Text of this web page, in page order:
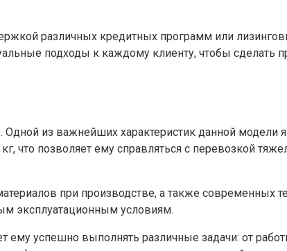
различных кредитных программ или
подходы к каждому клиенту, чтобы сделать
из важнейших характеристик данной модели
что позволяет ему справляться с перевозкой
при производстве, а также современных
эксплуатационным условиям.
ему успешно выполнять различные задачи: от